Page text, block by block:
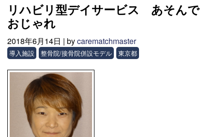
リハビリ型デイサービス あそんで
おじゃれ
2018年6月14日 | bycarematchmaster
導入施設 整骨院/接骨院併設モデル 東京都